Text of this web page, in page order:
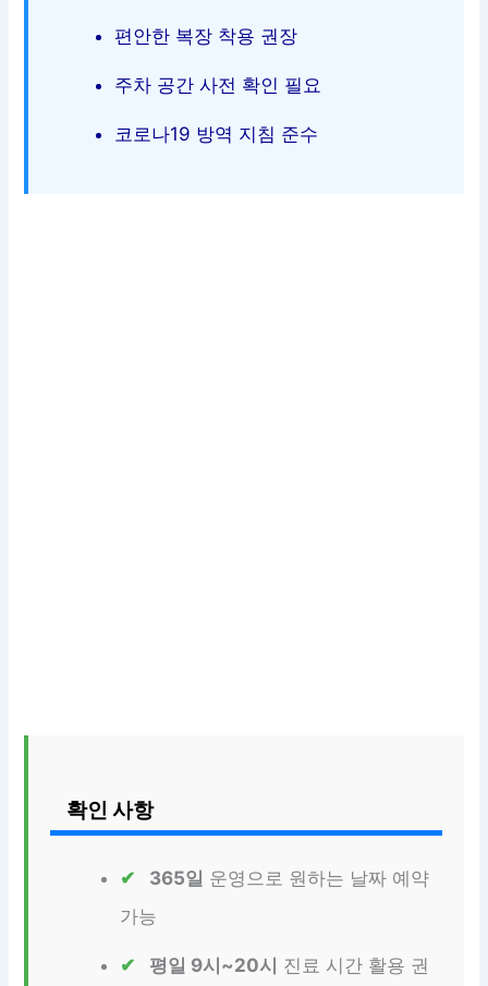
편안한 복장 착용 권장
주차 공간 사전 확인 필요
코로나19 방역 지침 준수
확인 사항
365일 운영으로 원하는 날짜 예약
가능
평일 9시~20시 진료 시간 활용 권